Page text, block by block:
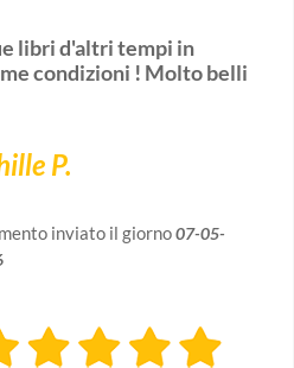
libri d'altri tempi in
condizioni ! Molto belli
P.
inviato il giorno07-05-